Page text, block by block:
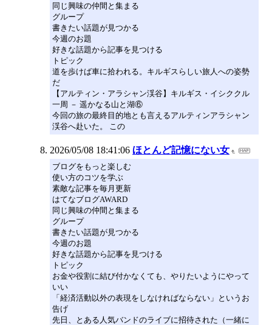
同じ興味の仲間と集まる
グループ
書きたい話題が見つかる
今週のお題
好きな話題から記事を見つける
トピック
道を歩けば車に拾われる。キルギスらしい旅人への姿勢
だ
【アルティン・アラシャン渓谷】キルギス・イシククル
一周 － 遥かなる山と湖⑥
今回の旅の最終目的地とも言えるアルティンアラシャン
渓谷へ赴いた。 この
2026/05/08 18:41:06 ほとんど記憶にない女
ブログをもっと楽しむ
使い方のコツを学ぶ
素敵な記事を毎月更新
はてなブログAWARD
同じ興味の仲間と集まる
グループ
書きたい話題が見つかる
今週のお題
好きな話題から記事を見つける
トピック
お金や役割に結び付かなくても、やりたいようにやって
いい
「経済活動以外の表現をしなければならない」というお
告げ
先日、とある人気バンドのライブに招待された（一緒に